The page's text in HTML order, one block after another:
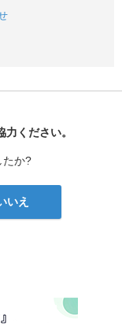
ください。
たか?
いえ